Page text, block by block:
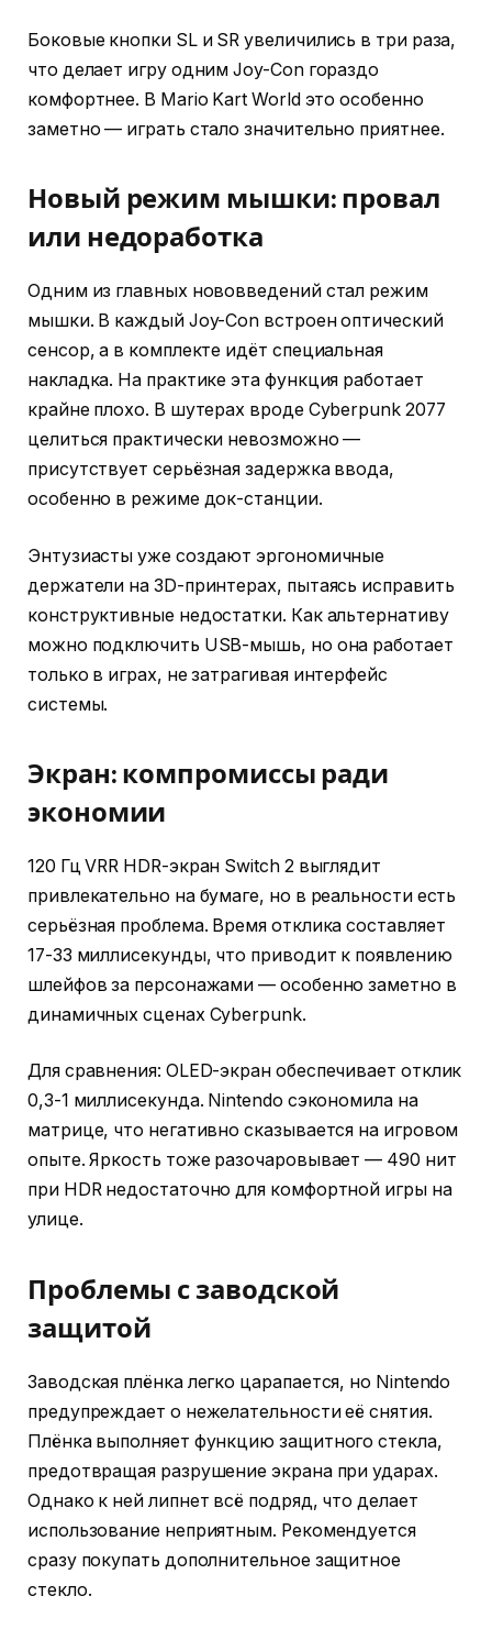
Боковые кнопки SL и SR увеличились в три раза,
что делает игру одним Joy-Con гораздо
комфортнее. В Mario Kart World это особенно
заметно — играть стало значительно приятнее.
Новый режим мышки: провал
или недоработка
Одним из главных нововведений стал режим
мышки. В каждый Joy-Con встроен оптический
сенсор, а в комплекте идёт специальная
накладка. На практике эта функция работает
крайне плохо. В шутерах вроде Cyberpunk 2077
целиться практически невозможно —
присутствует серьёзная задержка ввода,
особенно в режиме док-станции.
Энтузиасты уже создают эргономичные
держатели на 3D-принтерах, пытаясь исправить
конструктивные недостатки. Как альтернативу
можно подключить USB-мышь, но она работает
только в играх, не затрагивая интерфейс
системы.
Экран: компромиссы ради
экономии
120 Гц VRR HDR-экран Switch 2 выглядит
привлекательно на бумаге, но в реальности есть
серьёзная проблема. Время отклика составляет
17-33 миллисекунды, что приводит к появлению
шлейфов за персонажами — особенно заметно в
динамичных сценах Cyberpunk.
Для сравнения: OLED-экран обеспечивает отклик
0,3-1 миллисекунда. Nintendo сэкономила на
матрице, что негативно сказывается на игровом
опыте. Яркость тоже разочаровывает — 490 нит
при HDR недостаточно для комфортной игры на
улице.
Проблемы с заводской
защитой
Заводская плёнка легко царапается, но Nintendo
предупреждает о нежелательности её снятия.
Плёнка выполняет функцию защитного стекла,
предотвращая разрушение экрана при ударах.
Однако к ней липнет всё подряд, что делает
использование неприятным. Рекомендуется
сразу покупать дополнительное защитное
стекло.